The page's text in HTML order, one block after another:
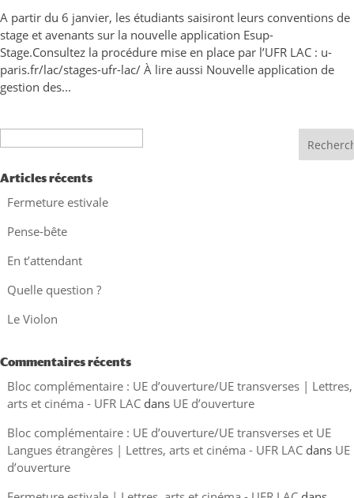
A partir du 6 janvier, les étudiants saisiront leurs conventions de
stage et avenants sur la nouvelle application Esup-
Stage.Consultez la procédure mise en place par l’UFR LAC : u-
paris.fr/lac/stages-ufr-lac/ À lire aussi Nouvelle application de
gestion des...
Articles récents
Fermeture estivale
Pense-bête
En t’attendant
Quelle question ?
Le Violon
Commentaires récents
Bloc complémentaire : UE d’ouverture/UE transverses | Lettres,
arts et cinéma - UFR LACdans UE d’ouverture
Bloc complémentaire : UE d’ouverture/UE transverses et UE
Langues étrangères | Lettres, arts et cinéma - UFR LACdans UE
d’ouverture